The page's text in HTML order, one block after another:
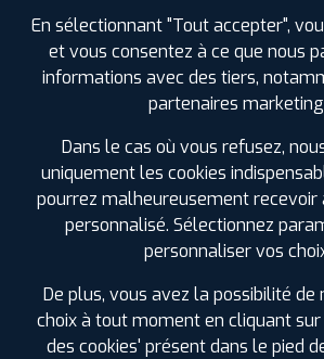
AVENUE DU MARECHAL FOCH 29400
LANDIVISIAU
0298681388
HORAIRES | +D'INFOS
3
PROFIL PLUSCHATEAULIN
ZA DE PENN AR ROZ29150 CHATEAULIN
4 LES GARAGES
En sélectionnant "Tout accepter",
et vous consentez à ce que nous
informations avec des tiers,
partenaires
Dans le cas où vous refusez,
uniquement les cookies
pourrez malheureusement recevoir
personnalisé. Sélectionnez
personnaliser vos
De plus, vous avez la possibilité
choix à tout moment en cliquant sur
des cookies' présent dans le pied